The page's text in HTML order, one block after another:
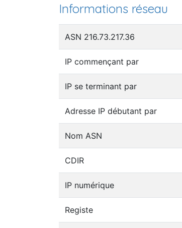
Informations réseau
ASN 216.73.217.36
IP commençant par
IP se terminant par
Adresse IP débutant par
Nom ASN
CDIR
IP numérique
Registe